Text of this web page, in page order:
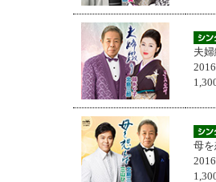
夫
母